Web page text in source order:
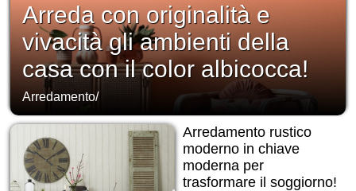
Arreda con originalità e
vivacità gli ambienti della
casa con il color albicocca!
Arredamento/
Arredamento rustico
moderno in chiave
moderna per
trasformare il soggiorno!